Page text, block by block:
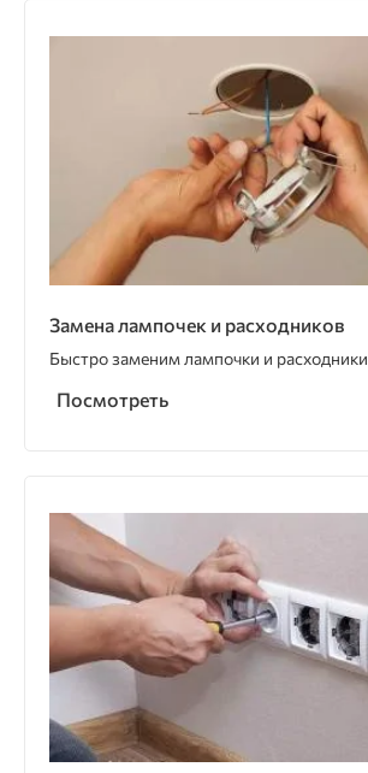
Замена лампочек и расходников
Быстро заменим лампочки и расходники
Посмотреть